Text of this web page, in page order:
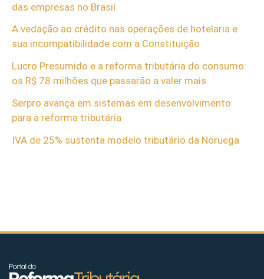
das empresas no Brasil
A vedação ao crédito nas operações de hotelaria e
sua incompatibilidade com a Constituição
Lucro Presumido e a reforma tributária do consumo:
os R$ 78 milhões que passarão a valer mais
Serpro avança em sistemas em desenvolvimento
para a reforma tributária
IVA de 25% sustenta modelo tributário da Noruega